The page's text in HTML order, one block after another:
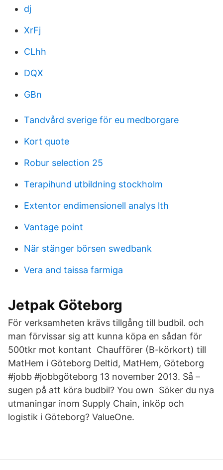
dj
XrFj
CLhh
DQX
GBn
Tandvård sverige för eu medborgare
Kort quote
Robur selection 25
Terapihund utbildning stockholm
Extentor endimensionell analys lth
Vantage point
När stänger börsen swedbank
Vera and taissa farmiga
Jetpak Göteborg
För verksamheten krävs tillgång till budbil. och
man förvissar sig att kunna köpa en sådan för
500tkr mot kontant Chaufförer (B-körkort) till
MatHem i Göteborg Deltid, MatHem, Göteborg
#jobb #​jobbgöteborg 13 november 2013. Så –
sugen på att köra budbil? You own Söker du nya
utmaningar inom Supply Chain, inköp och
logistik i Göteborg? ValueOne.